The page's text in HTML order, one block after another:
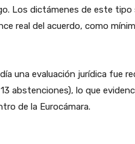
Los dictámenes de este tipo
real del acuerdo, como
una evaluación jurídica fue
abstenciones), lo que
de la Eurocámara.